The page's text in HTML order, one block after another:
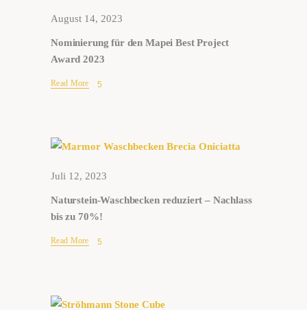
August 14, 2023
Nominierung für den Mapei Best Project
Award 2023
Read More
Juli 12, 2023
Naturstein-Waschbecken reduziert – Nachlass
bis zu 70%!
Read More